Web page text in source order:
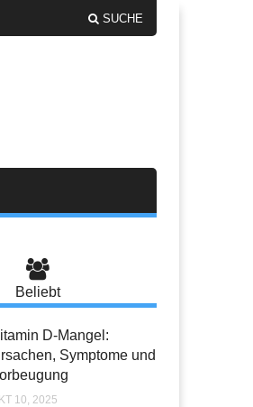
SUCHE
Beliebt
D-Mangel:
Symptome und
10, 2025